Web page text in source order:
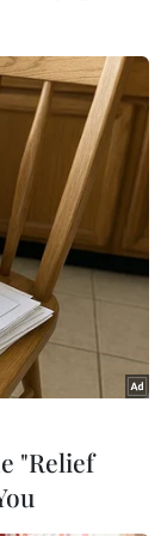
điểm, lên
dịch đạt
ứng gần
0,36 điểm,
dịch đạt
trị trên 116
(Vietnam+)
"Relief